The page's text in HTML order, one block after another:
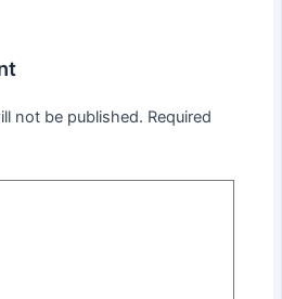
not be published. Required